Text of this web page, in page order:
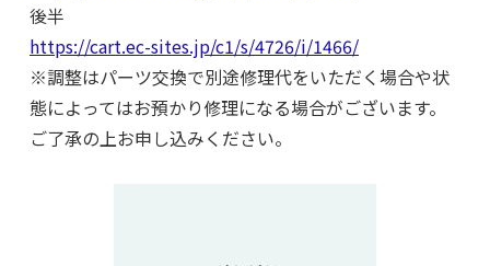
後半
https://cart.ec-sites.jp/c1/s/4726/i/1466/
※調整はパーツ交換で別途修理代をいただく場合や状
態によってはお預かり修理になる場合がございます。
ご了承の上お申し込みください。